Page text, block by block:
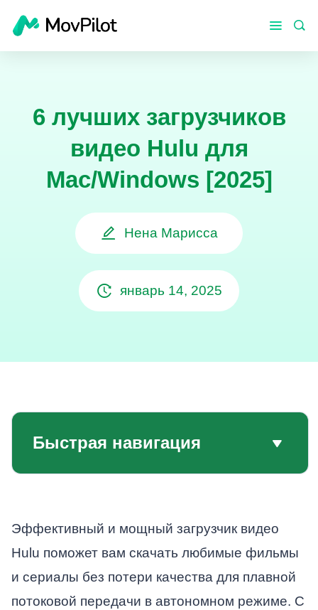
6 лучших загрузчиков
видео Hulu для
Mac/Windows [2025]
Нена Марисса
январь 14, 2025
Быстрая навигация
Эффективный и мощный загрузчик видео
Hulu поможет вам скачать любимые фильмы
и сериалы без потери качества для плавной
потоковой передачи в автономном режиме. С